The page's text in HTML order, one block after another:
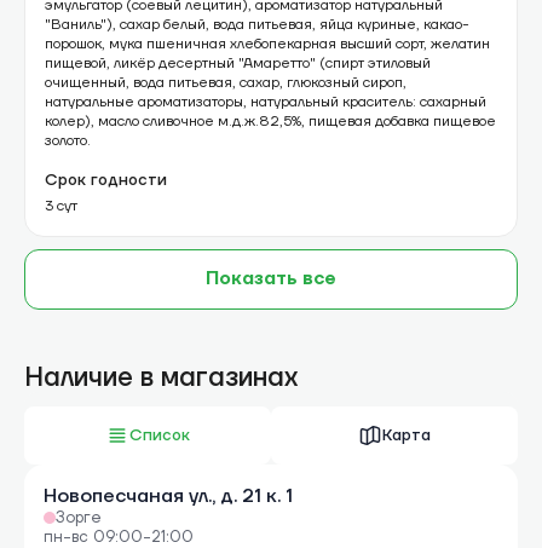
эмульгатор (соевый лецитин), ароматизатор натуральный
"Ваниль"), сахар белый, вода питьевая, яйца куриные, какао-
порошок, мука пшеничная хлебопекарная высший сорт, желатин
пищевой, ликёр десертный "Амаретто" (спирт этиловый
очищенный, вода питьевая, сахар, глюкозный сироп,
натуральные ароматизаторы, натуральный краситель: сахарный
колер), масло сливочное м.д.ж.82,5%, пищевая добавка пищевое
золото.
Срок годности
3 сут
Показать все
Наличие в магазинах
Список Карта
Новопесчаная ул., д. 21 к. 1
Зорге
пн-вс 09:00-21:00